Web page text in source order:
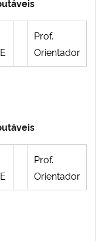
Prof.
Orientador
Prof.
Orientador